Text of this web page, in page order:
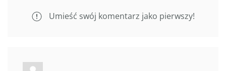
Umieść swój komentarz jako pierwszy!